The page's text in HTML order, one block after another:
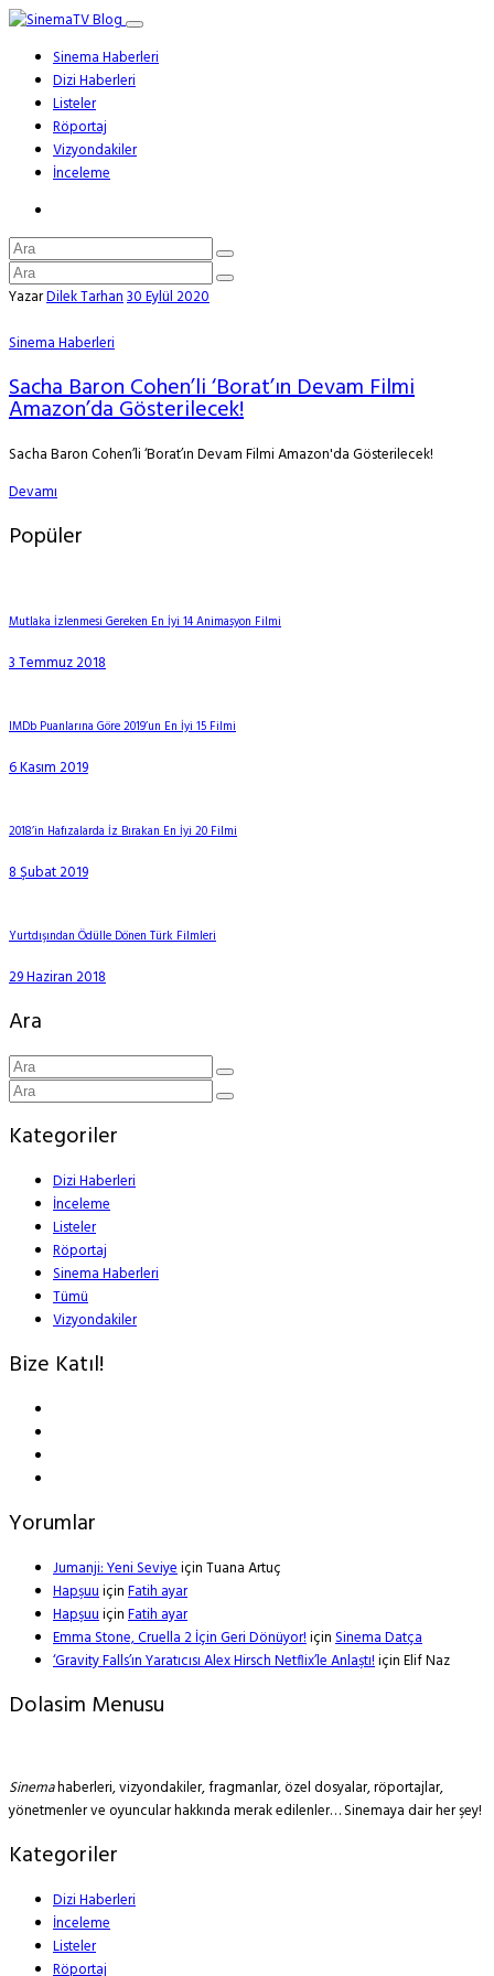
Sinema Haberleri
Dizi Haberleri
Listeler
Röportaj
Vizyondakiler
İnceleme
YazarDilek Tarhan30 Eylül 2020
Sinema Haberleri
Sacha Baron Cohen’li ‘Borat’ın Devam Filmi
Amazon’da Gösterilecek!
Sacha Baron Cohen’li ‘Borat’ın Devam Filmi Amazon'da Gösterilecek!
Devamı
Popüler
Mutlaka İzlenmesi Gereken En İyi 14 Animasyon Filmi
3 Temmuz 2018
IMDb Puanlarına Göre 2019’un En İyi 15 Filmi
6 Kasım 2019
2018’in Hafızalarda İz Bırakan En İyi 20 Filmi
8 Şubat 2019
Yurtdışından Ödülle Dönen Türk Filmleri
29 Haziran 2018
Ara
Kategoriler
Dizi Haberleri
İnceleme
Listeler
Röportaj
Sinema Haberleri
Tümü
Vizyondakiler
Bize Katıl!
Yorumlar
Jumanji: Yeni SeviyeiçinTuana Artuç
HapşuuiçinFatih ayar
HapşuuiçinFatih ayar
Emma Stone, Cruella 2 İçin Geri Dönüyor!içinSinema Datça
‘Gravity Falls’ın Yaratıcısı Alex Hirsch Netflix’le Anlaştı!içinElif Naz
Dolasim Menusu
Sinemahaberleri, vizyondakiler, fragmanlar, özel dosyalar, röportajlar,
yönetmenler ve oyuncular hakkında merak edilenler… Sinemaya dair her şey!
Kategoriler
Dizi Haberleri
İnceleme
Listeler
Röportaj